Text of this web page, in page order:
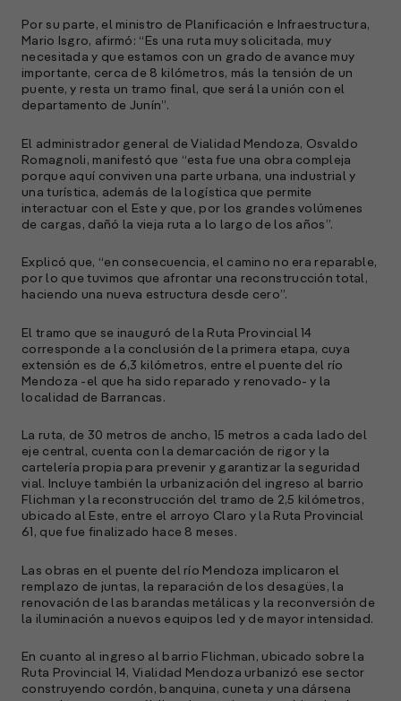
Por su parte, el ministro de Planificación e Infraestructura,
Mario Isgro, afirmó: “Es una ruta muy solicitada, muy
necesitada y que estamos con un grado de avance muy
importante, cerca de 8 kilómetros, más la tensión de un
puente, y resta un tramo final, que será la unión con el
departamento de Junín”.
El administrador general de Vialidad Mendoza, Osvaldo
Romagnoli, manifestó que “esta fue una obra compleja
porque aquí conviven una parte urbana, una industrial y
una turística, además de la logística que permite
interactuar con el Este y que, por los grandes volúmenes
de cargas, dañó la vieja ruta a lo largo de los años”.
Explicó que, “en consecuencia, el camino no era reparable,
por lo que tuvimos que afrontar una reconstrucción total,
haciendo una nueva estructura desde cero”.
El tramo que se inauguró de la Ruta Provincial 14
corresponde a la conclusión de la primera etapa, cuya
extensión es de 6,3 kilómetros, entre el puente del río
Mendoza -el que ha sido reparado y renovado- y la
localidad de Barrancas.
La ruta, de 30 metros de ancho, 15 metros a cada lado del
eje central, cuenta con la demarcación de rigor y la
cartelería propia para prevenir y garantizar la seguridad
vial. Incluye también la urbanización del ingreso al barrio
Flichman y la reconstrucción del tramo de 2,5 kilómetros,
ubicado al Este, entre el arroyo Claro y la Ruta Provincial
61, que fue finalizado hace 8 meses.
Las obras en el puente del río Mendoza implicaron el
remplazo de juntas, la reparación de los desagües, la
renovación de las barandas metálicas y la reconversión de
la iluminación a nuevos equipos led y de mayor intensidad.
En cuanto al ingreso al barrio Flichman, ubicado sobre la
Ruta Provincial 14, Vialidad Mendoza urbanizó ese sector
construyendo cordón, banquina, cuneta y una dársena